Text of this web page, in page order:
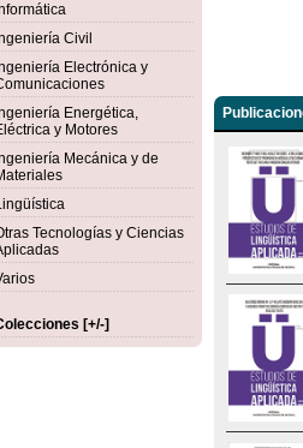
Civil
Electrónica y
Energética,
y Motores
Mecánica y de
Tecnologías y Ciencias
[+/-]